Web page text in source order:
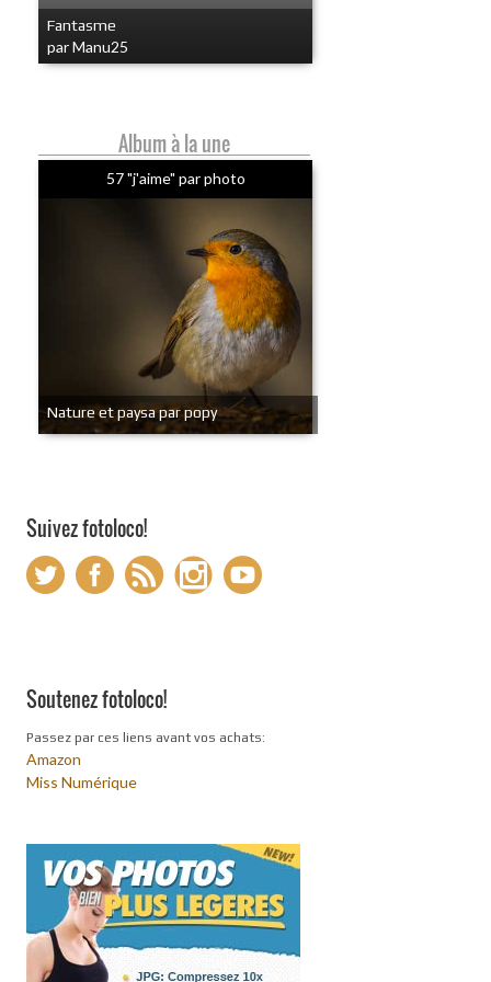
Fantasme
par Manu25
Album à la une
57 "j'aime" par photo
Nature et paysa par popy
Suivez fotoloco!
Soutenez fotoloco!
Passez par ces liens avant vos achats:
Amazon
Miss Numérique